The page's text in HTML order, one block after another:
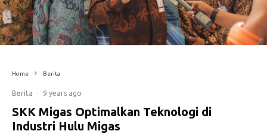
Home Berita
Berita · 9 years ago
SKK Migas Optimalkan Teknologi di
Industri Hulu Migas